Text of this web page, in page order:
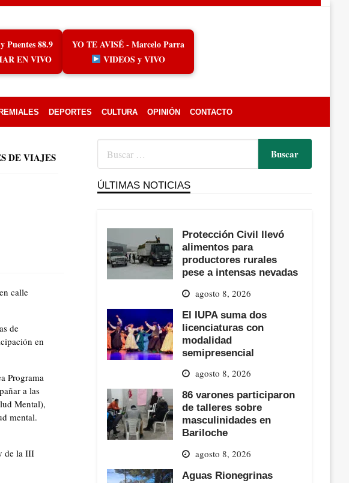
Puentes 88.9
EN VIVO
YO TE AVISÉ - Marcelo Parra
VIDEOS y VIVO
DEPORTES CULTURA OPINIÓN CONTACTO
DE VIAJES
calle
de
en
Programa
a las
Mental),
mental.
de la III
ÚLTIMAS NOTICIAS
Protección Civil llevó
alimentos para
productores rurales
pese a intensas nevadas
agosto 8, 2026
El IUPA suma dos
licenciaturas con
modalidad
semipresencial
agosto 8, 2026
86 varones participaron
de talleres sobre
masculinidades en
Bariloche
agosto 8, 2026
Aguas Rionegrinas